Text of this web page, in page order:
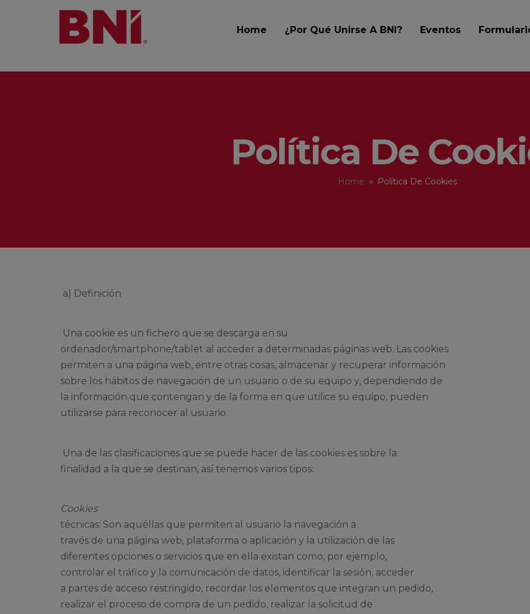
Home ¿Por Qué Unirse A BNI? Eventos
Home Política De Cookies
Política De
a) Definición
Una cookie es un fichero que se descarga en su
ordenador/smartphone/tablet al acceder a determinadas páginas web. Las cookies
permiten a una página web, entre otras cosas, almacenar y recuperar información
sobre los hábitos de navegación de un usuario o de su equipo y, dependiendo de
la información que contengan y de la forma en que utilice su equipo, pueden
utilizarse para reconocer al usuario.
Una de las clasificaciones que se puede hacer de las cookies es sobre la
finalidad a la que se destinan, así tenemos varios tipos:
Cookies
técnicas: Son aquéllas que permiten al usuario la navegación a
través de una página web, plataforma o aplicación y la utilización de las
diferentes opciones o servicios que en ella existan como, por ejemplo,
controlar el tráfico y la comunicación de datos, identificar la sesión, acceder
a partes de acceso restringido, recordar los elementos que integran un pedido,
realizar el proceso de compra de un pedido, realizar la solicitud de